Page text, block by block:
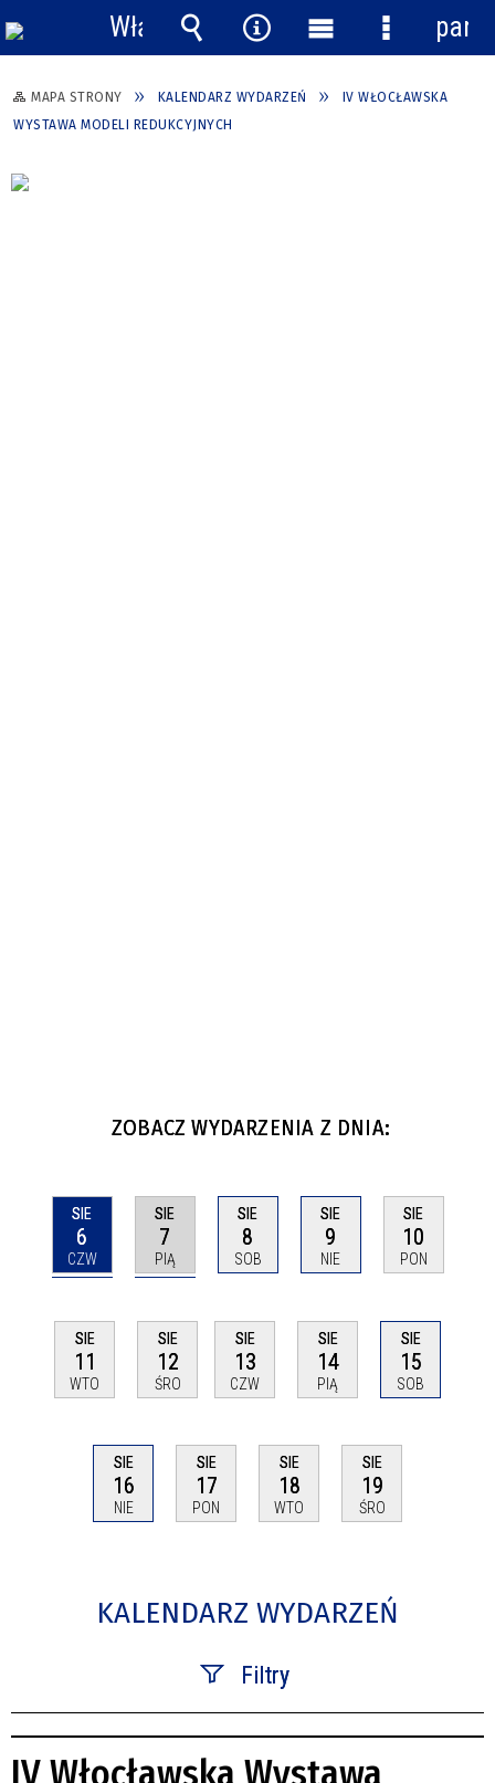
MAPA STRONY KALENDARZ WYDARZEŃ
IV WŁOCŁAWSKA
WYSTAWA MODELI REDUKCYJNYCH
ZOBACZ WYDARZENIA Z DNIA:
SIE
6
CZW
SIE
7
PIĄ
SIE
8
SOB
SIE
9
NIE
SIE
10
PON
SIE
11
WTO
SIE
12
ŚRO
SIE
13
CZW
SIE
14
PIĄ
SIE
15
SOB
SIE
16
NIE
SIE
17
PON
SIE
18
WTO
SIE
19
ŚRO
KALENDARZ WYDARZEŃ
Filtry
IV Włocławska Wystawa
Włącz
powiadomienia
Wyszukiwarka
Narzędzia
Menu
główne
Menu
panel